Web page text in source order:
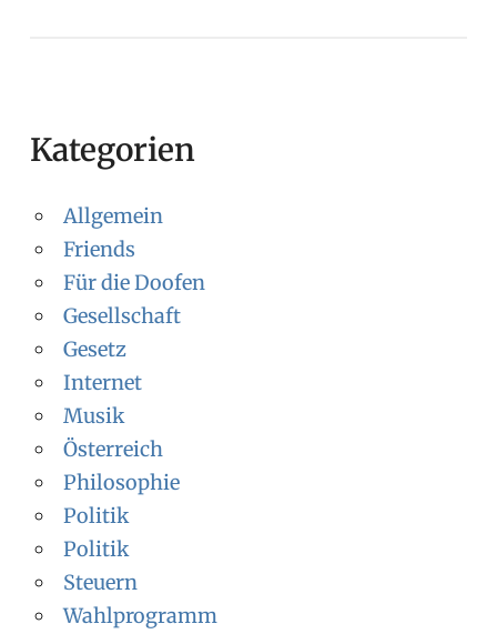
Kategorien
Allgemein
Friends
Für die Doofen
Gesellschaft
Gesetz
Internet
Musik
Österreich
Philosophie
Politik
Politik
Steuern
Wahlprogramm